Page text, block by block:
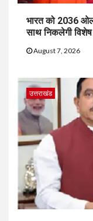
भारत को 2036
साथ निकलेगी
August 7, 2026
उत्तराखंड